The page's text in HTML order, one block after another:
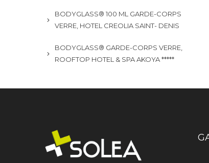
BODYGLASS® 100 ML GARDE-CORPS
VERRE, HOTEL CREOLIA SAINT- DENIS
BODYGLASS® GARDE-CORPS VERRE,
ROOFTOP HOTEL & SPA AKOYA *****